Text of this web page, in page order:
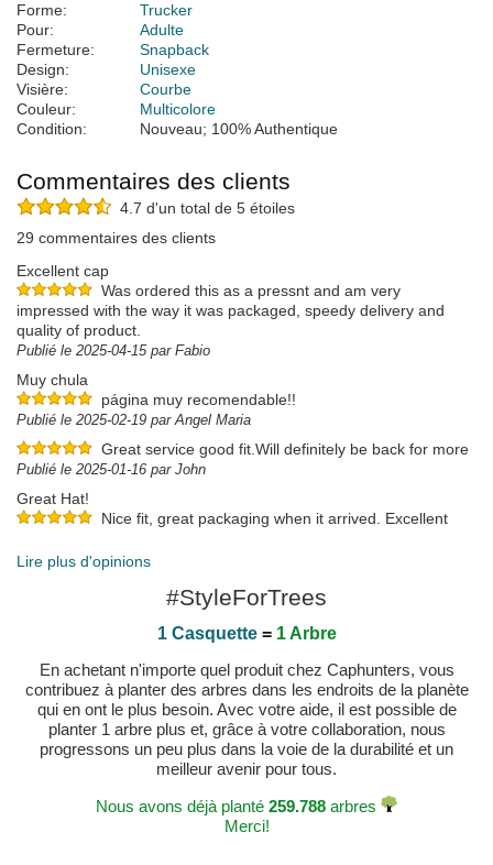
Forme:
Trucker
Pour:
Adulte
Fermeture:
Snapback
Design:
Unisexe
Visière:
Courbe
Couleur:
Multicolore
Condition:
Nouveau; 100% Authentique
Commentaires des clients
4.7 d'un total de 5 étoiles
29 commentaires des clients
Excellent cap
Was ordered this as a pressnt and am very
impressed with the way it was packaged, speedy delivery and
quality of product.
Publié le 2025-04-15 par Fabio
Muy chula
página muy recomendable!!
Publié le 2025-02-19 par Angel Maria
Great service good fit.Will definitely be back for more
Publié le 2025-01-16 par John
Great Hat!
Nice fit, great packaging when it arrived. Excellent
Publié le 2025-01-10 par Kris
Lire plus d'opinions
#StyleForTrees
1 Casquette= 1 Arbre
En achetant n'importe quel produit chez Caphunters, vous
contribuez à planter des arbres dans les endroits de la planète
qui en ont le plus besoin. Avec votre aide, il est possible de
planter 1 arbre plus et, grâce à votre collaboration, nous
progressons un peu plus dans la voie de la durabilité et un
meilleur avenir pour tous.
Nous avons déjà planté 259.788 arbres
Merci!